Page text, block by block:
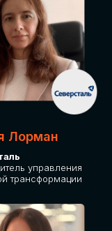
Лорман
управления
трансформации